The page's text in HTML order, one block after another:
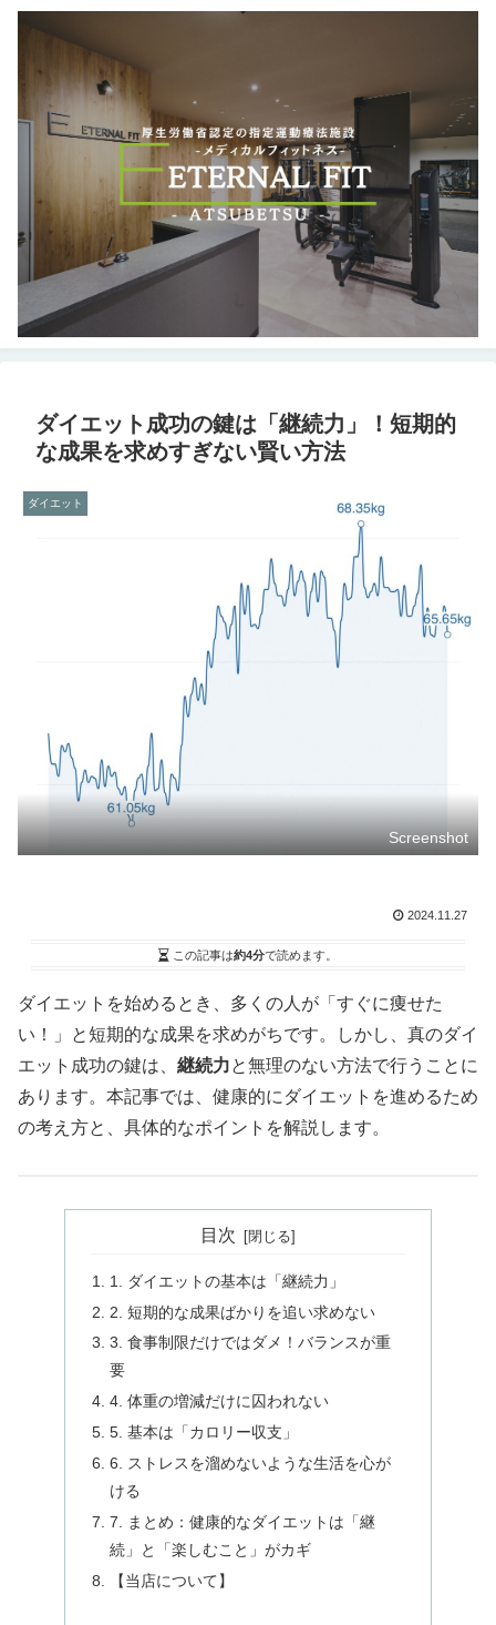
ダイエット成功の鍵は「継続力」！短期的
な成果を求めすぎない賢い方法
ダイエット
Screenshot
2024.11.27
この記事は約4分で読めます。
ダイエットを始めるとき、多くの人が「すぐに痩せた
い！」と短期的な成果を求めがちです。しかし、真のダイ
エット成功の鍵は、 継続力と無理のない方法で行うことに
あります。本記事では、健康的にダイエットを進めるため
の考え方と、具体的なポイントを解説します。
目次
1. ダイエットの基本は「継続力」
2. 短期的な成果ばかりを追い求めない
3. 食事制限だけではダメ！バランスが重
要
4. 体重の増減だけに囚われない
5. 基本は「カロリー収支」
6. ストレスを溜めないような生活を心が
ける
7. まとめ：健康的なダイエットは「継
続」と「楽しむこと」がカギ
【当店について】